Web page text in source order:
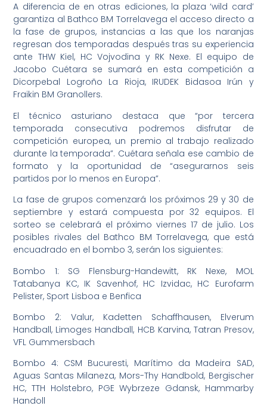
A diferencia de en otras ediciones, la plaza ‘wild card’
garantiza al Bathco BM Torrelavega el acceso directo a
la fase de grupos, instancias a las que los naranjas
regresan dos temporadas después tras su experiencia
ante THW Kiel, HC Vojvodina y RK Nexe. El equipo de
Jacobo Cuétara se sumará en esta competición a
Dicorpebal Logroño La Rioja, IRUDEK Bidasoa Irún y
Fraikin BM Granollers.
El técnico asturiano destaca que “por tercera
temporada consecutiva podremos disfrutar de
competición europea, un premio al trabajo realizado
durante la temporada”. Cuétara señala ese cambio de
formato y la oportunidad de “asegurarnos seis
partidos por lo menos en Europa”.
La fase de grupos comenzará los próximos 29 y 30 de
septiembre y estará compuesta por 32 equipos. El
sorteo se celebrará el próximo viernes 17 de julio. Los
posibles rivales del Bathco BM Torrelavega, que está
encuadrado en el bombo 3, serán los siguientes:
Bombo 1: SG Flensburg-Handewitt, RK Nexe, MOL
Tatabanya KC, IK Savenhof, HC Izvidac, HC Eurofarm
Pelister, Sport Lisboa e Benfica
Bombo 2: Valur, Kadetten Schaffhausen, Elverum
Handball, Limoges Handball, HCB Karvina, Tatran Presov,
VFL Gummersbach
Bombo 4: CSM Bucuresti, Marítimo da Madeira SAD,
Aguas Santas Milaneza, Mors-Thy Handbold, Bergischer
HC, TTH Holstebro, PGE Wybrzeze Gdansk, Hammarby
Handoll